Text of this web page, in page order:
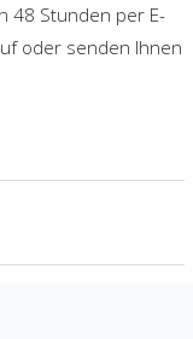
48 Stunden per E-
oder senden Ihnen